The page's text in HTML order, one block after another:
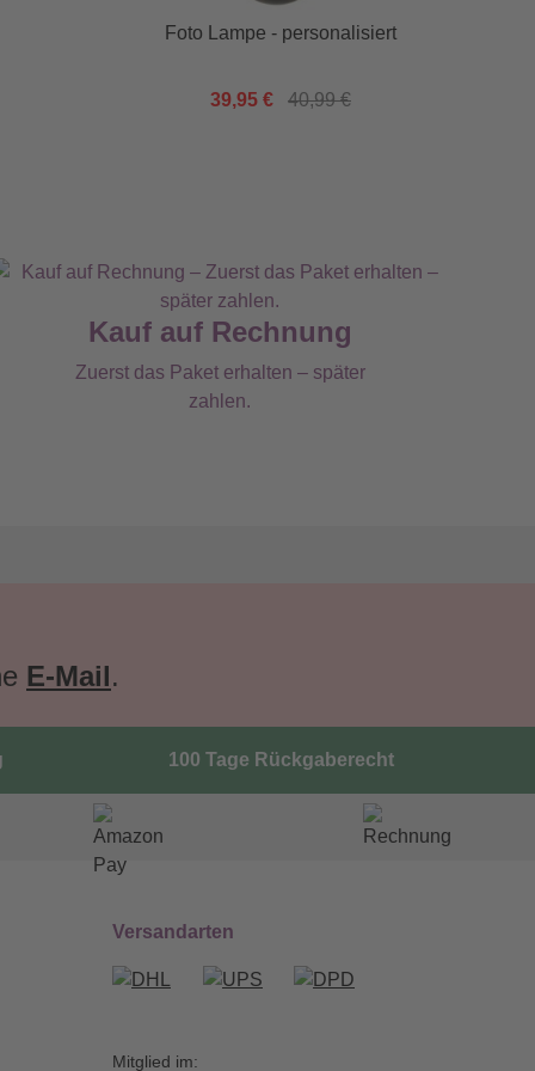
Foto Lampe - personalisiert
39,95 € 40,99 €
Kauf auf Rechnung
Zuerst das Paket erhalten – später
zahlen.
E-Mail.
100 Tage Rückgaberecht
Versandarten
Mitglied im: